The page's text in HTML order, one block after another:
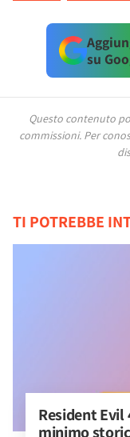
su
Questo contenuto
commissioni. Per
TI POTREBBE
Resident Evil
minimo